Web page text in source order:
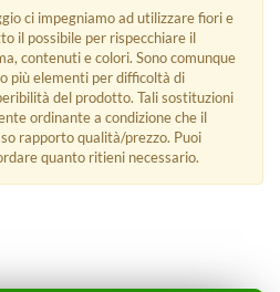
ci impegniamo ad utilizzare fiori e
il possibile per rispecchiare il
contenuti e colori. Sono comunque
più elementi per difficoltà di
del prodotto. Tali sostituzioni
ordinante a condizione che il
rapporto qualità/prezzo. Puoi
quanto ritieni necessario.